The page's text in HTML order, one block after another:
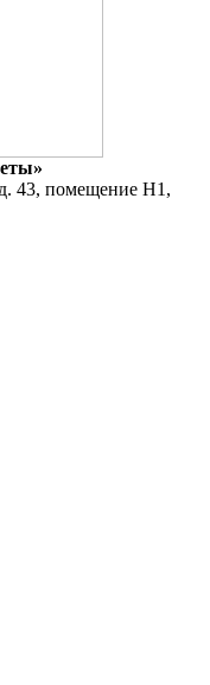
43, помещение Н1,